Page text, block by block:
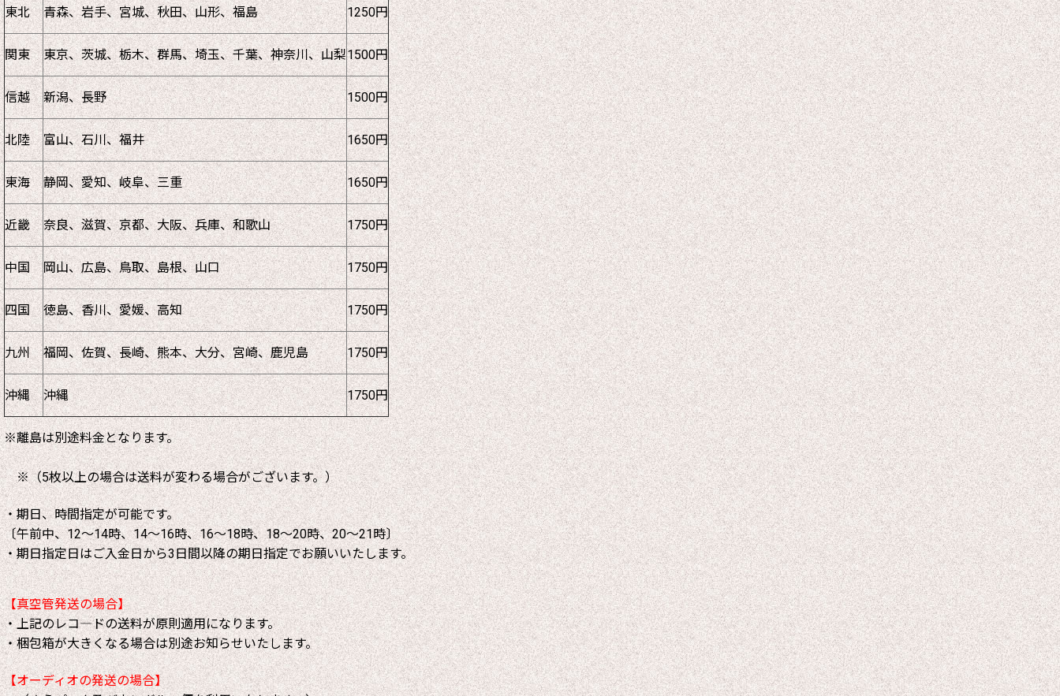
東北 青森、岩手、宮城、秋田、山形、福島 1250円
関東 東京、茨城、栃木、群馬、埼玉、千葉、神奈川、山梨1500円
信越 新潟、長野 1500円
北陸 富山、石川、福井 1650円
東海 静岡、愛知、岐阜、三重 1650円
近畿 奈良、滋賀、京都、大阪、兵庫、和歌山 1750円
中国 岡山、広島、鳥取、島根、山口 1750円
四国 徳島、香川、愛媛、高知 1750円
九州 福岡、佐賀、長崎、熊本、大分、宮崎、鹿児島 1750円
沖縄 沖縄 1750円
※離島は別途料金となります。
※（5枚以上の場合は送料が変わる場合がございます。）
・期日、時間指定が可能です。
〔午前中、12～14時、14～16時、16～18時、18～20時、20～21時〕
・期日指定日はご入金日から3日間以降の期日指定でお願いいたします。
【真空管発送の場合】
・上記のレコ―ドの送料が原則適用になります。
・梱包箱が大きくなる場合は別途お知らせいたします。
【オーディオの発送の場合】